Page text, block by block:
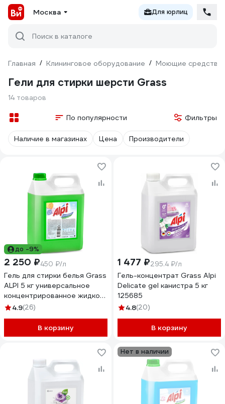
Москва Для юрлиц
Поиск в каталоге
Главная / Клининговое оборудование / Моющие средства
Гели для стирки шерсти Grass
14 товаров
По популярности Фильтры
Наличие в магазинах Цена Производители
до -9%
2 250 ₽450 ₽/л
Гель для стирки белья Grass
ALPI 5 кг универсальное
концентрированное жидкое
средство для цветных
4.9(26)
В корзину
1 477 ₽295.4 ₽/л
Гель-концентрат Grass Alpi
Delicate gel канистра 5 кг
125685
4.8(20)
В корзину
Нет в наличии